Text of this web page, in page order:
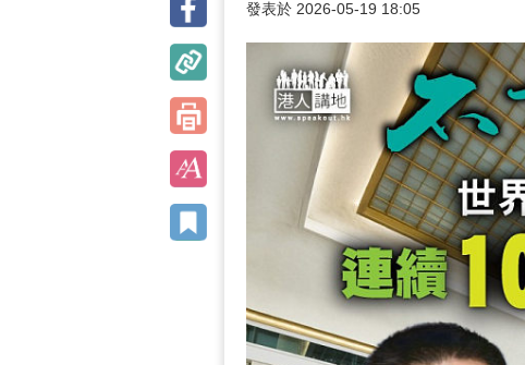
發表於 2026-05-19 18:05